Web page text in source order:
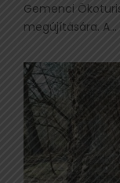
Gemenci
megújítására. A...